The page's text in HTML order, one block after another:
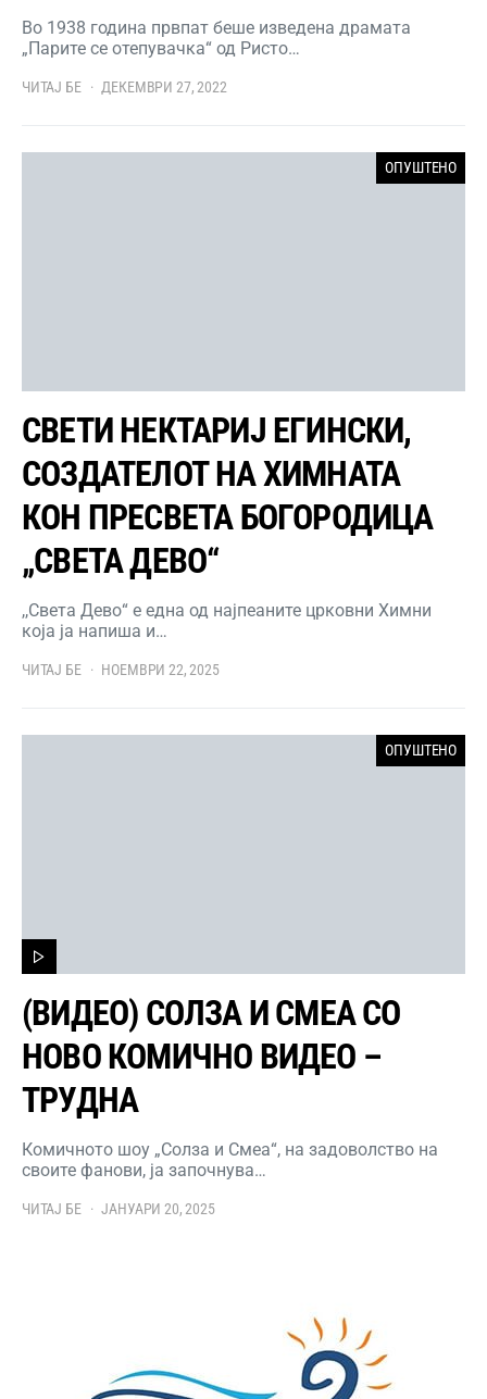
Во 1938 година првпат беше изведена драмата
„Парите се отепувачка“ од Ристо…
ЧИТАЈ БЕ ДЕКЕМВРИ 27, 2022
ОПУШТЕНО
СВЕТИ НЕКТАРИЈ ЕГИНСКИ,
СОЗДАТЕЛОТ НА ХИМНАТА
КОН ПРЕСВЕТА БОГОРОДИЦА
„СВЕТА ДЕВО“
,,Света Дево“ е една од најпеаните црковни Химни
која ја напиша и…
ЧИТАЈ БЕ НОЕМВРИ 22, 2025
ОПУШТЕНО
(ВИДЕО) СОЛЗА И СМЕА СО
НОВО КОМИЧНО ВИДЕО –
ТРУДНА
Комичното шоу „Солза и Смеа“, на задоволство на
своите фанови, ја започнува…
ЧИТАЈ БЕ ЈАНУАРИ 20, 2025